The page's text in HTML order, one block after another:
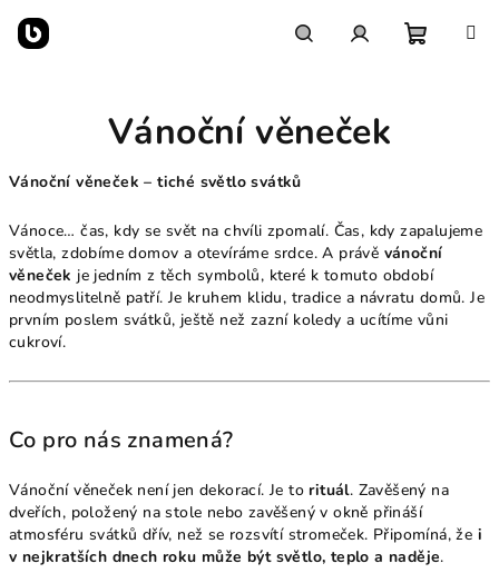
obsah
Vánoční věneček
Vánoční věneček – tiché světlo svátků
Vánoce… čas, kdy se svět na chvíli zpomalí. Čas, kdy zapalujeme
světla, zdobíme domov a otevíráme srdce. A právě vánoční
věneček je jedním z těch symbolů, které k tomuto období
neodmyslitelně patří. Je kruhem klidu, tradice a návratu domů. Je
prvním poslem svátků, ještě než zazní koledy a ucítíme vůni
cukroví.
Co pro nás znamená?
Vánoční věneček není jen dekorací. Je to rituál. Zavěšený na
dveřích, položený na stole nebo zavěšený v okně přináší
atmosféru svátků dřív, než se rozsvítí stromeček. Připomíná, že i
v nejkratších dnech roku může být světlo, teplo a naděje.